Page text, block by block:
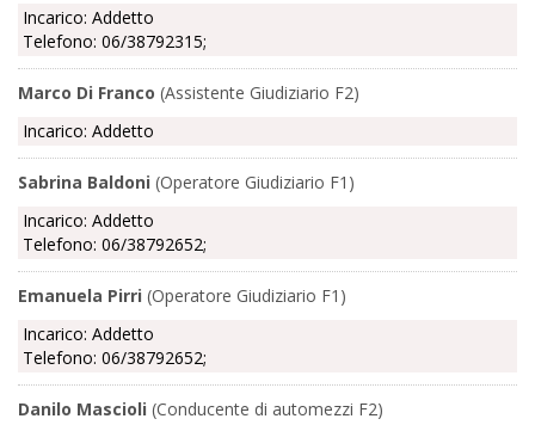
Incarico: Addetto
Telefono: 06/38792315;
Marco Di Franco (Assistente Giudiziario F2)
Incarico: Addetto
Sabrina Baldoni (Operatore Giudiziario F1)
Incarico: Addetto
Telefono: 06/38792652;
Emanuela Pirri (Operatore Giudiziario F1)
Incarico: Addetto
Telefono: 06/38792652;
Danilo Mascioli (Conducente di automezzi F2)